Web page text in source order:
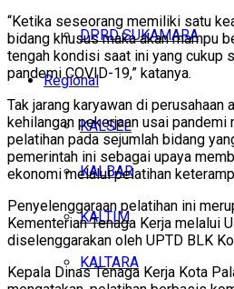
DPRD SUKAMARA
Regional
KALSEL
KALBAR
KALTIM
KALTARA
“Ketika seseorang memiliki satu
bidang khusus maka akan mampu
tengah kondisi saat ini yang cukup
pandemi COVID-19,” katanya.
Tak jarang karyawan di perusahaan
kehilangan pekerjaan usai pandemi
pelatihan pada sejumlah bidang
pemerintah ini sebagai upaya
ekonomi melalui pelatihan
Penyelenggaraan pelatihan ini
Kementerian Tenaga Kerja melalui
diselenggarakan oleh UPTD BLK
Kepala Dinas Tenaga Kerja Kota